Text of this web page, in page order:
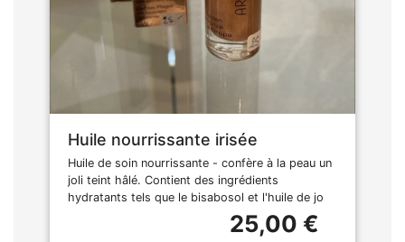
Huile nourrissante irisée
Huile de soin nourrissante - confère à la peau un
joli teint hâlé. Contient des ingrédients
hydratants tels que le bisabosol et l'huile de jo
25,00 €